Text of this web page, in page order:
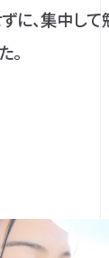
に、集中し
。